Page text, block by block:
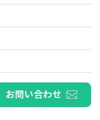
お問い合わせ